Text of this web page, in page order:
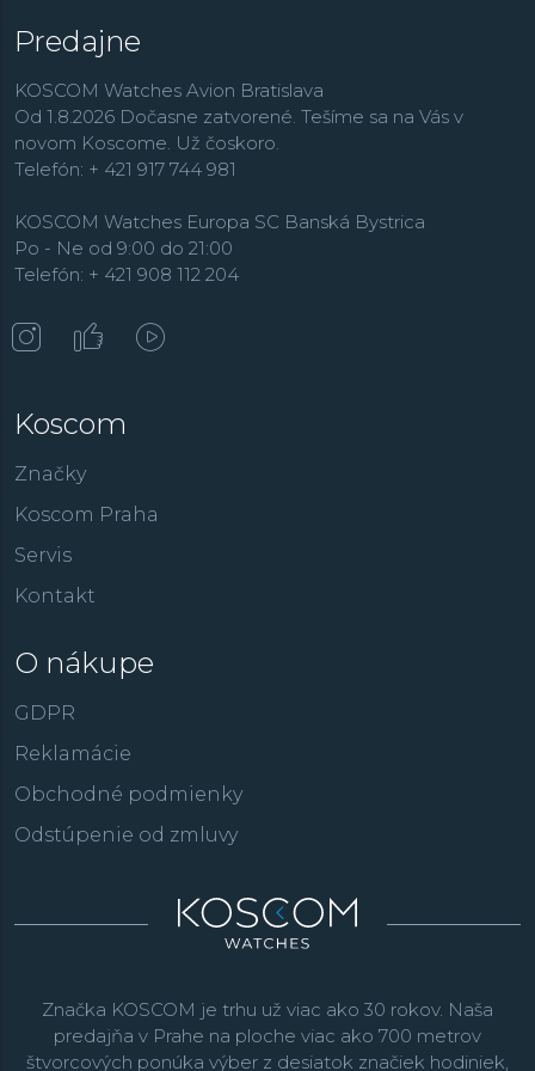
automatické hodinky s originálnym dizajnom a veľmi
presným a spoľahlivým kalibrom, ktorá bola ešte
nedávno dostupná iba pre japonský trh.
Promaster jevýber hodiniek najväčší a tu si na svoje
prídu všetci vyznávači aktívneho spôsobu života.
Super Titaniumobsahuje i
patentovaného materiálu.
Predajne
KOSCOM Watches Avion Bratislava
Od 1.8.2026 Dočasne zatvorené. Tešíme sa na Vás v
novom Koscome. Už čoskoro.
Telefón: + 421 917 744 981
KOSCOM Watches Europa SC Banská Bystrica
Po - Ne od 9:00 do 21:00
Telefón: + 421 908 112 204
Koscom
Značky
Koscom Praha
Servis
Kontakt
O nákupe
GDPR
Reklamácie
Obchodné podmienky
Odstúpenie od zmluvy
Značka KOSCOM je trhu už viac ako 30 rokov. Naša
predajňa v Prahe na ploche viac ako 700 metrov
štvorcových ponúka výber z desiatok značiek hodiniek,